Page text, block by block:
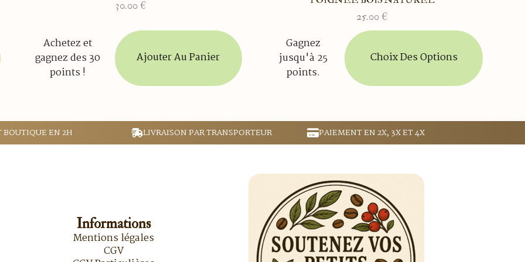
30.00 €
Achetez et
gagnez des 30
points !
Ajouter Au Panier
25.00 €
Gagnez
jusqu'à 25
points.
Choix Des Options
produit
plusieurs
peuvent
être
la
produit
BOUTIQUE EN 2H LIVRAISON PAR TRANSPORTEUR PAIEMENT EN 2X, 3X ET 4X
Informations
Mentions légales
CGV